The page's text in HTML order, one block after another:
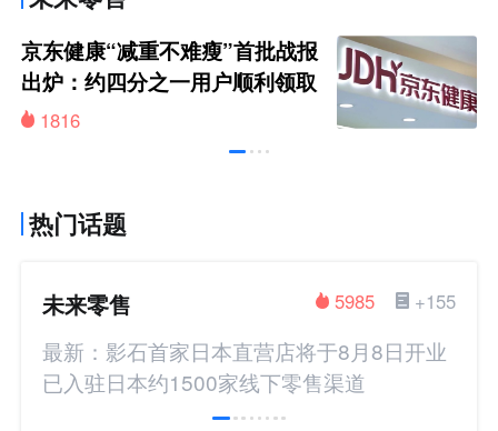
京东健康“减重不难瘦”首批战报
出炉：约四分之一用户顺利领取
200元挑战金
1816
热门话题
未来零售 +155
5985
最新：影石首家日本直营店将于8月8日开业
已入驻日本约1500家线下零售渠道